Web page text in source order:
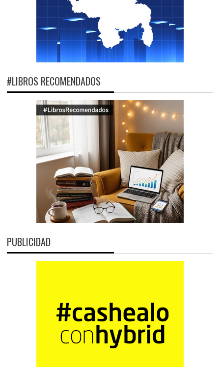
#LIBROS RECOMENDADOS
PUBLICIDAD